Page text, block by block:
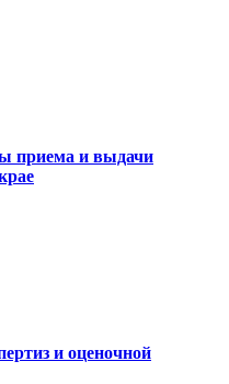
приема и выдачи
и оценочной